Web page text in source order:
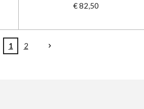
€ 82,50
1 2